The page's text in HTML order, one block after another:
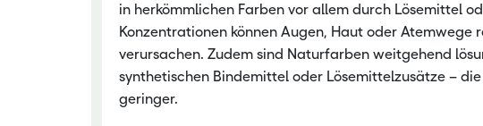
in herkömmlichen Farben vor allem durch Lösemittel
Konzentrationen können Augen, Haut oder Atemwege
verursachen. Zudem sind Naturfarben weitgehend
synthetischen Bindemittel oder Lösemittelzusätze –
geringer.